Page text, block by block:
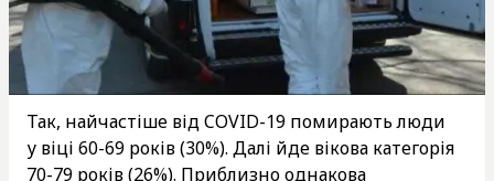
Так, найчастіше від COVID-19 помирають люди
у віці 60-69 років (30%). Далі йде вікова категорія
70-79 років (26%). Приблизно однакова